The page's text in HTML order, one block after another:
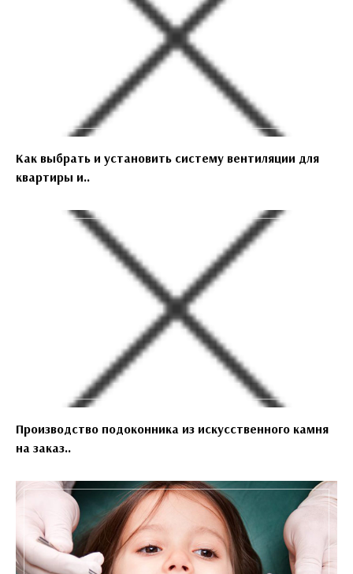
Как выбрать и установить систему вентиляции для
квартиры и..
Производство подоконника из искусственного камня
на заказ..